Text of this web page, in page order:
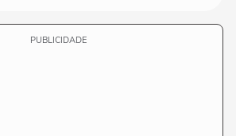
PUBLICIDADE